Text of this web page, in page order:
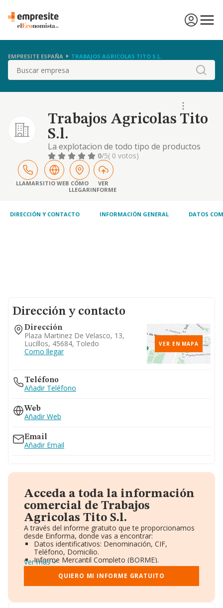
EMPRESITE ESPAÑA TRABAJOS AGRICOLAS TITO S.L.
Buscar
Trabajos Agricolas Tito
S.l.
La explotacion de todo tipo de productos
agricolas.
0/5( 0 votos)
LLAMARSITIO WEB CÓMO
LLEGAR
VER
INFORME
DIRECCIÓN Y CONTACTO INFORMACIÓN GENERAL DATOS
Dirección y contacto
Dirección
Plaza Martinez De Velasco, 13,
Lucillos, 45684, Toledo
Como llegar
VER EN MAPA
Teléfono
Añadir Teléfono
Web
Añadir Web
Email
Añadir Email
Acceda a toda la información
comercial de Trabajos
Agricolas Tito S.l.
A través del informe gratuito que te proporcionamos
desde Einforma, donde vas a encontrar:
Datos identificativos: Denominación, CIF,
Teléfono, Domicilio.
Informe Mercantil Completo (BORME).
Gráficos de Evolución Ventas y Empleados.
Consejo de Administración y Administradores.
Directivos y Ejecutivos.
Ver más
QUIERO MI INFORME GRATUITO